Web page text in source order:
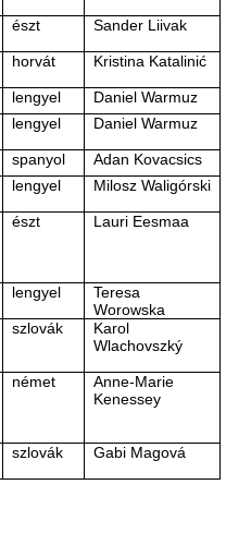
észt Sander Liivak
horvát Kristina Katalinić
lengyel
Daniel Warmuz
lengyel Daniel Warmuz
spanyol
Adan Kovacsics
lengyel Milosz Waligórski
észt Lauri Eesmaa
lengyel
Teresa
Worowska
szlovák
Karol
Wlachovszký
német
Anne-Marie
Kenessey
szlovák Gabi Magová